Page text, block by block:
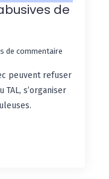
de
de commentaire
peuvent refuser
s’organiser